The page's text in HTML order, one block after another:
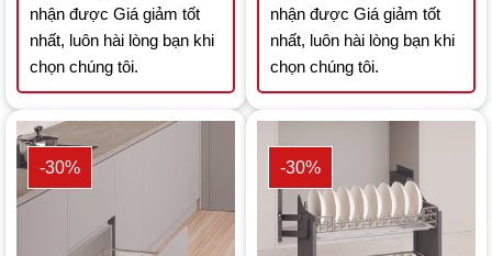
nhận được Giá giảm tốt
nhất, luôn hài lòng bạn khi
chọn chúng tôi.
nhận được Giá giảm tốt
nhất, luôn hài lòng bạn khi
chọn chúng tôi.
-30% -30%